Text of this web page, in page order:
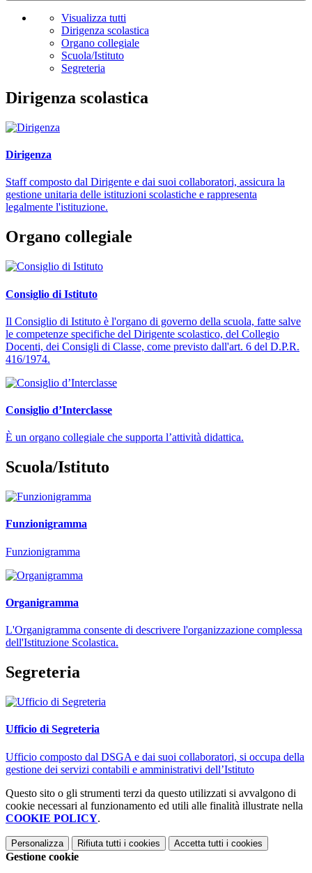
Visualizza tutti
Dirigenza scolastica
Organo collegiale
Scuola/Istituto
Segreteria
Dirigenza scolastica
Dirigenza
Staff composto dal Dirigente e dai suoi collaboratori, assicura la
gestione unitaria delle istituzioni scolastiche e rappresenta
legalmente l'istituzione.
Organo collegiale
Consiglio di Istituto
Il Consiglio di Istituto è l'organo di governo della scuola, fatte salve
le competenze specifiche del Dirigente scolastico, del Collegio
Docenti, dei Consigli di Classe, come previsto dall'art. 6 del D.P.R.
416/1974.
Consiglio d’Interclasse
È un organo collegiale che supporta l’attività didattica.
Scuola/Istituto
Funzionigramma
Funzionigramma
Organigramma
L'Organigramma consente di descrivere l'organizzazione complessa
dell'Istituzione Scolastica.
Segreteria
Ufficio di Segreteria
Ufficio composto dal DSGA e dai suoi collaboratori, si occupa della
gestione dei servizi contabili e amministrativi dell’Istituto
Questo sito o gli strumenti terzi da questo utilizzati si avvalgono di
cookie necessari al funzionamento ed utili alle finalità illustrate nella
COOKIE POLICY.
Personalizza Rifiuta tutti i cookies Accetta tutti i cookies
Gestione cookie